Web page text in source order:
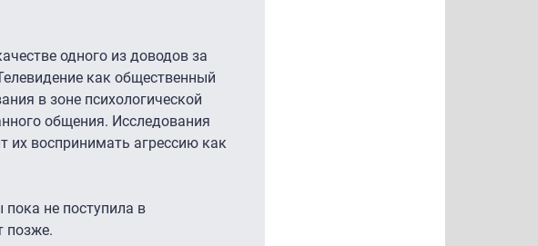
одного из доводов за
как общественный
в зоне психологической
общения. Исследования
их воспринимать агрессию как
не поступила в
позже.